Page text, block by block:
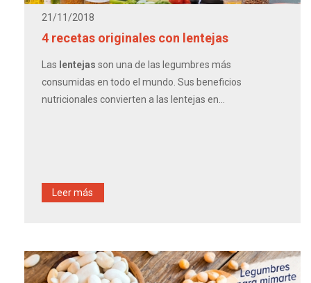
21/11/2018
4 recetas originales con lentejas
Las lentejas son una de las legumbres más
consumidas en todo el mundo. Sus beneficios
nutricionales convierten a las lentejas en...
Leer más